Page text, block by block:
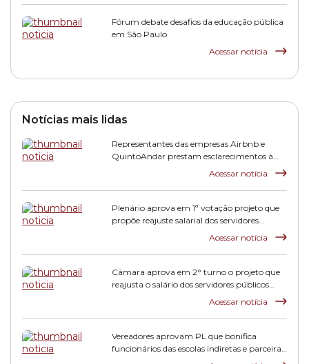
Fórum debate desafios da educação pública
em São Paulo
Acessar notícia
Notícias mais lidas
Representantes das empresas Airbnb e
QuintoAndar prestam esclarecimentos à
Acessar notícia
Plenário aprova em 1ª votação projeto que
propõe reajuste salarial dos servidores
Acessar notícia
Câmara aprova em 2° turno o projeto que
reajusta o salário dos servidores públicos
Acessar notícia
Vereadores aprovam PL que bonifica
funcionários das escolas indiretas e parceiras